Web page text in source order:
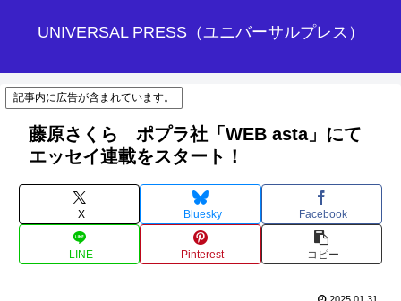
UNIVERSAL PRESS（ユニバーサルプレス）
記事内に広告が含まれています。
藤原さくら ポプラ社「WEB asta」にて
エッセイ連載をスタート！
X Bluesky Facebook
LINE Pinterest コピー